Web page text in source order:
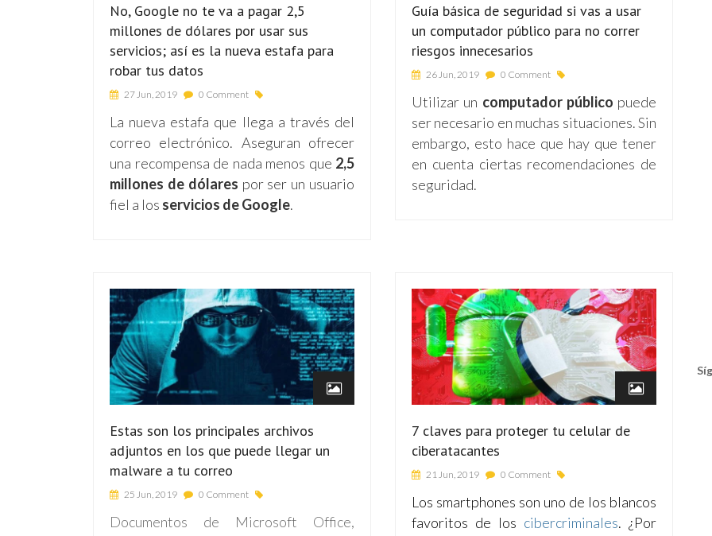
No, Google no te va a pagar 2,5
millones de dólares por usar sus
servicios; así es la nueva estafa para
robar tus datos
27 Jun, 2019 0 Comment
La nueva estafa que llega a través del
correo electrónico. Aseguran ofrecer
una recompensa de nada menos que 2,5
millones de dólares por ser un usuario
fiel a los servicios de Google.
Guía básica de seguridad si vas a usar
un computador público para no correr
riesgos innecesarios
26 Jun, 2019 0 Comment
Utilizar un computador público puede
ser necesario en muchas situaciones.Sin
embargo, esto hace que hay que tener
en cuenta ciertas recomendaciones de
seguridad.
Estas son los principales archivos
adjuntos en los que puede llegar un
malware a tu correo
25 Jun, 2019 0 Comment
Documentos de Microsoft Office,
7 claves para proteger tu celular de
ciberatacantes
21 Jun, 2019 0 Comment
Los smartphones son uno de los blancos
favoritos de los cibercriminales. ¿Por